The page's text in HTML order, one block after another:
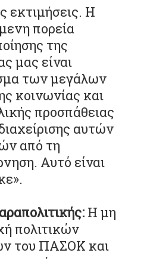
εκτιμήσεις. Η
πορεία
της
μας είναι
των μεγάλων
κοινωνίας και
προσπάθειας
αυτών
από τη
Αυτό είναι
Η μη
πολιτικών
του ΠΑΣΟΚ και